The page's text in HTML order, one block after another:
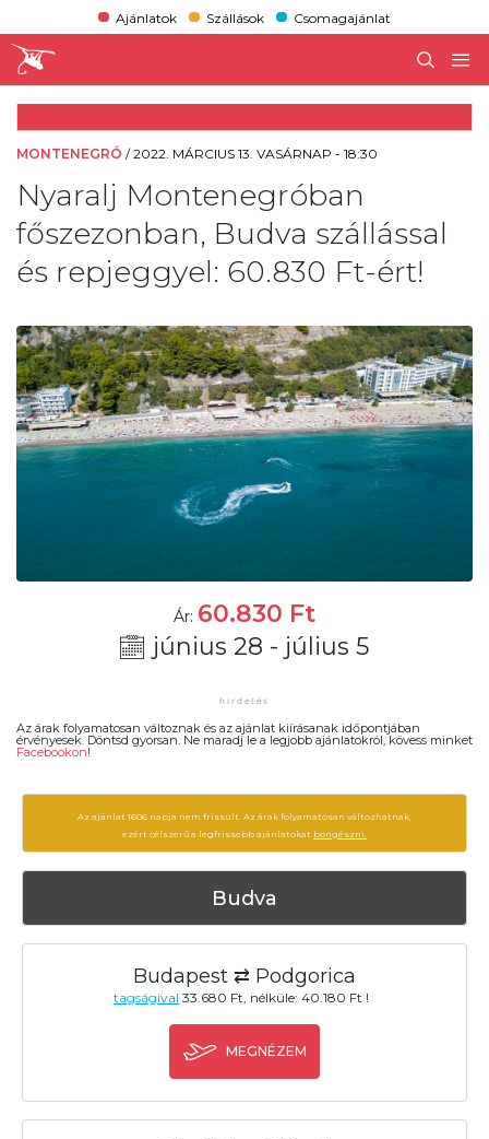
Ajánlatok Szállások Csomagajánlat
MONTENEGRÓ /2022. MÁRCIUS 13. VASÁRNAP - 18:30
Nyaralj Montenegróban
főszezonban, Budva szállással
és repjeggyel: 60.830 Ft-ért!
Ár: 60.830 Ft
június 28 - július 5
Az árak folyamatosan változnak és az ajánlat kiírásanak időpontjában
érvényesek. Döntsd gyorsan. Ne maradj le a legjobb ajánlatokról, kövess minket
Facebookon!
Az ajánlat 1606 napja nem frissült. Az árak folyamatosan változhatnak,
ezért célszerű a legfrissebb ajánlatokat böngészni.
Budva
Budapest ⇄ Podgorica
tagságival 33.680 Ft, nélküle: 40.180 Ft !
MEGNÉZEM